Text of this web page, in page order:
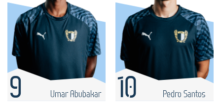
9 Umar Abubakar 10 Pedro Santos